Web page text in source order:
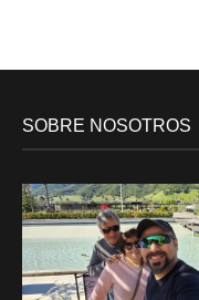
SOBRE NOSOTROS